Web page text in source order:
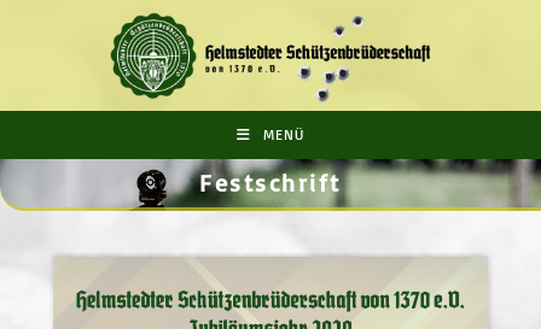
MENÜ
Festschrift